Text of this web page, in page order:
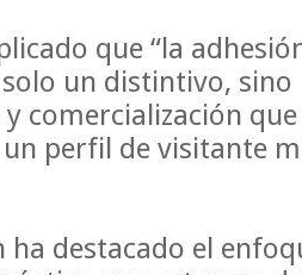
que “la
solo un distintivo,
comercialización
perfil de visitante
ha destacado el